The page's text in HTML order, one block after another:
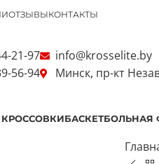
ОТЗЫВЫКОНТАКТЫ
21-97
56-94
info@krosselite.by
Минск, пр-кт
БАСКЕТБОЛЬНАЯ